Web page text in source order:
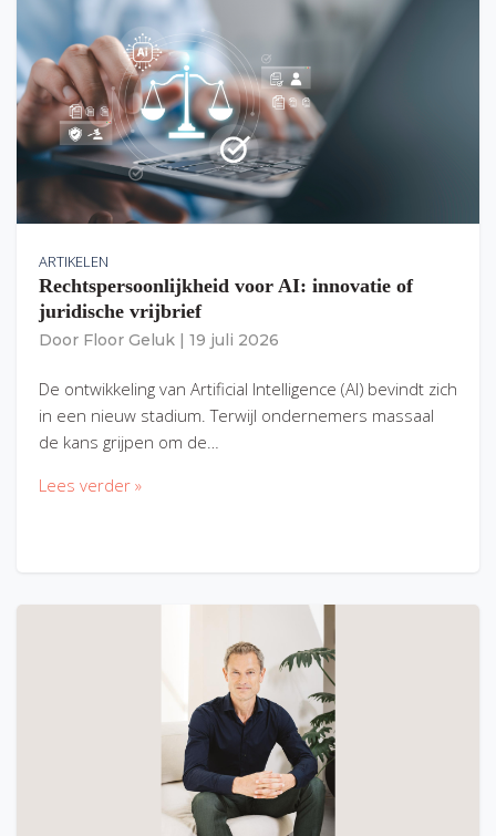
ARTIKELEN
Rechtspersoonlijkheid voor AI: innovatie of
juridische vrijbrief
Door Floor Geluk 19 juli 2026
De ontwikkeling van Artificial Intelligence (AI) bevindt zich
in een nieuw stadium. Terwijl ondernemers massaal
de kans grijpen om de…
Lees verder »